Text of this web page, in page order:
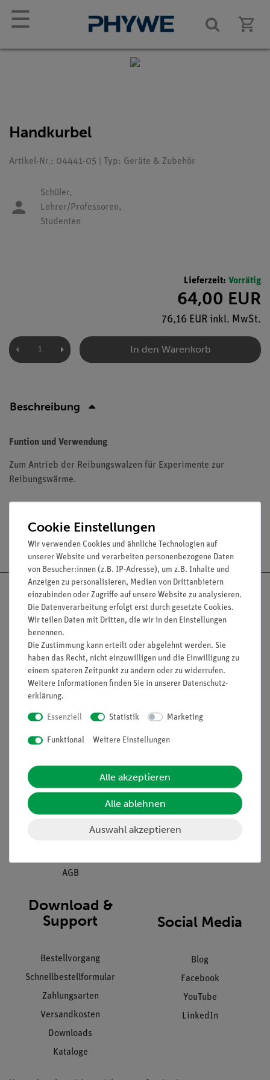
☰
Handkurbel
Artikel-Nr.: 04441-05 | Typ: Geräte & Zubehör
Schüler,
Lehrer/Professoren,
Studenten
Lieferzeit: Vorrätig
64,00 EUR
76,16 EUR inkl. MwSt.
In den Warenkorb
Beschreibung
Funtion und Verwendung
Zum Antrieb der Reibungswalzen für Experimente zur
Reibungswärme.
Versandkostenfrei ab 300,- €
Informationen
Unternehmen
Projekte und Lösungen
Stellenangebote
Hinweisgeberschutz
Datenschutz
AGB
Service
Übersicht Service
Beratung & Showroom
Einräumservice
Inbetriebnahme & Schulungen
Kundendienst
Download &
Support
Bestellvorgang
Schnellbestellformular
Zahlungsarten
Versandkosten
Downloads
Kataloge
Social Media
Blog
Facebook
YouTube
LinkedIn
Cookie Einstellungen
Wir verwenden Cookies und ähnliche Technologien auf
unserer Website und verarbeiten personenbezogene Daten
von Besucher:innen (z.B. IP-Adresse), um z.B. Inhalte und
Anzeigen zu personalisieren, Medien von Drittanbietern
einzubinden oder Zugriffe auf unsere Website zu analysieren.
Die Datenverarbeitung erfolgt erst durch gesetzte Cookies.
Wir teilen Daten mit Dritten, die wir in den Einstellungen
benennen.
Die Zustimmung kann erteilt oder abgelehnt werden. Sie
haben das Recht, nicht einzuwilligen und die Einwilligung zu
einem späteren Zeitpunkt zu ändern oder zu widerrufen.
Weitere Informationen finden Sie in unserer Daten­schutz­
erklärung.
Essenziell Statistik Marketing
Funktional Weitere Einstellungen
Alle akzeptieren
Alle ablehnen
Auswahl akzeptieren